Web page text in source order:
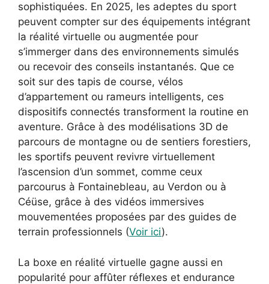
sophistiquées. En 2025, les adeptes du sport
peuvent compter sur des équipements intégrant
la réalité virtuelle ou augmentée pour
s’immerger dans des environnements simulés
ou recevoir des conseils instantanés. Que ce
soit sur des tapis de course, vélos
d’appartement ou rameurs intelligents, ces
dispositifs connectés transforment la routine en
aventure. Grâce à des modélisations 3D de
parcours de montagne ou de sentiers forestiers,
les sportifs peuvent revivre virtuellement
l’ascension d’un sommet, comme ceux
parcourus à Fontainebleau, au Verdon ou à
Céüse, grâce à des vidéos immersives
mouvementées proposées par des guides de
terrain professionnels (Voir ici).
La boxe en réalité virtuelle gagne aussi en
popularité pour affûter réflexes et endurance